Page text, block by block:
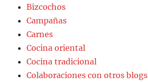
Bizcochos
Campañas
Carnes
Cocina oriental
Cocina tradicional
Colaboraciones con otros blogs